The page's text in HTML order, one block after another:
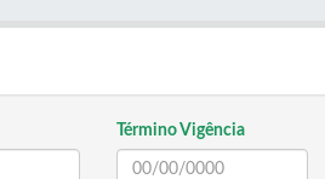
Término Vigência